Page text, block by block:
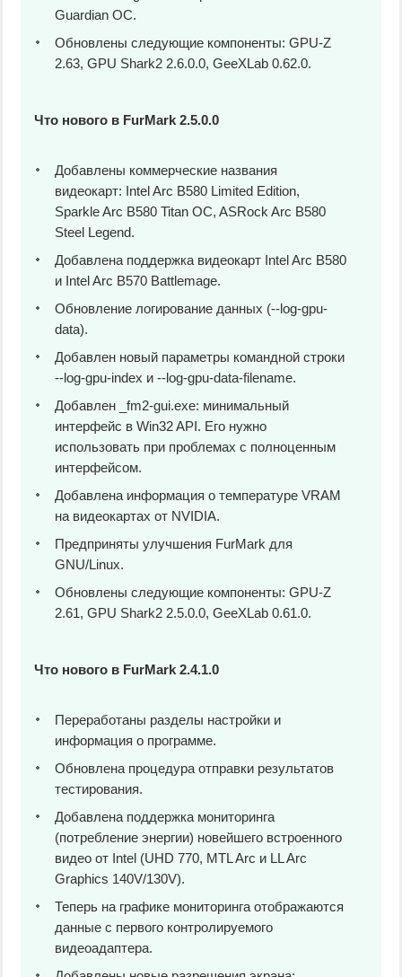
Guardian OC.
Обновлены следующие компоненты: GPU-Z
2.63, GPU Shark2 2.6.0.0, GeeXLab 0.62.0.
Что нового в FurMark 2.5.0.0
Добавлены коммерческие названия
видеокарт: Intel Arc B580 Limited Edition,
Sparkle Arc B580 Titan OC, ASRock Arc B580
Steel Legend.
Добавлена поддержка видеокарт Intel Arc B580
и Intel Arc B570 Battlemage.
Обновление логирование данных (--log-gpu-
data).
Добавлен новый параметры командной строки
--log-gpu-index и --log-gpu-data-filename.
Добавлен _fm2-gui.exe: минимальный
интерфейс в Win32 API. Его нужно
использовать при проблемах с полноценным
интерфейсом.
Добавлена информация о температуре VRAM
на видеокартах от NVIDIA.
Предприняты улучшения FurMark для
GNU/Linux.
Обновлены следующие компоненты: GPU-Z
2.61, GPU Shark2 2.5.0.0, GeeXLab 0.61.0.
Что нового в FurMark 2.4.1.0
Переработаны разделы настройки и
информация о программе.
Обновлена процедура отправки результатов
тестирования.
Добавлена поддержка мониторинга
(потребление энергии) новейшего встроенного
видео от Intel (UHD 770, MTL Arc и LL Arc
Graphics 140V/130V).
Теперь на графике мониторинга отображаются
данные с первого контролируемого
видеоадаптера.